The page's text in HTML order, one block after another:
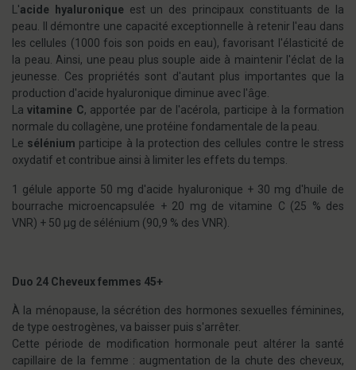
L'acide hyaluroniqueest un des principaux constituants de la
peau. Il démontre une capacité exceptionnelle à retenir l'eau dans
les cellules (1000 fois son poids en eau), favorisant l'élasticité de
la peau. Ainsi, une peau plus souple aide à maintenir l'éclat de la
jeunesse. Ces propriétés sont d'autant plus importantes que la
production d'acide hyaluronique diminue avec l'âge.
La vitamine C, apportée par de l'acérola, participe à la formation
normale du collagène, une protéine fondamentale de la peau.
Le sélénium participe à la protection des cellules contre le stress
oxydatif et contribue ainsi à limiter les effets du temps.
1 gélule apporte 50 mg d'acide hyaluronique + 30 mg d'huile de
bourrache microencapsulée + 20 mg de vitamine C (25 % des
VNR) + 50 µg de sélénium (90,9 % des VNR).
Duo 24 Cheveux femmes 45+
À la ménopause, la sécrétion des hormones sexuelles féminines,
de type oestrogènes, va baisser puis s'arrêter.
Cette période de modification hormonale peut altérer la santé
capillaire de la femme : augmentation de la chute des cheveux,